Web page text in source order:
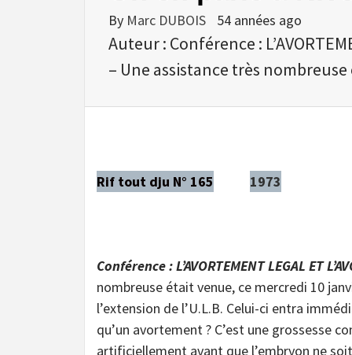
By Marc DUBOIS 54 années ago
Auteur : Conférence :
– Une assistance très
Rif tout dju N° 165 1973
Conférence : L’AVORTEMENT LEGAL ET
nombreuse était venue, ce mercredi 10
l’extension de l’U.L.B. Celui-ci entra
qu’un avortement ? C’est une grossesse
artificiellement avant que l’embryon ne